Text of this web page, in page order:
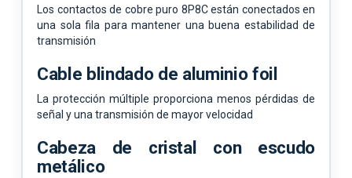
Los contactos de cobre puro 8P8C están conectados en
una sola fila para mantener una buena estabilidad de
transmisión
Cable blindado de aluminio foil
La protección múltiple proporciona menos pérdidas de
señal y una transmisión de mayor velocidad
Cabeza de cristal con escudo
metálico